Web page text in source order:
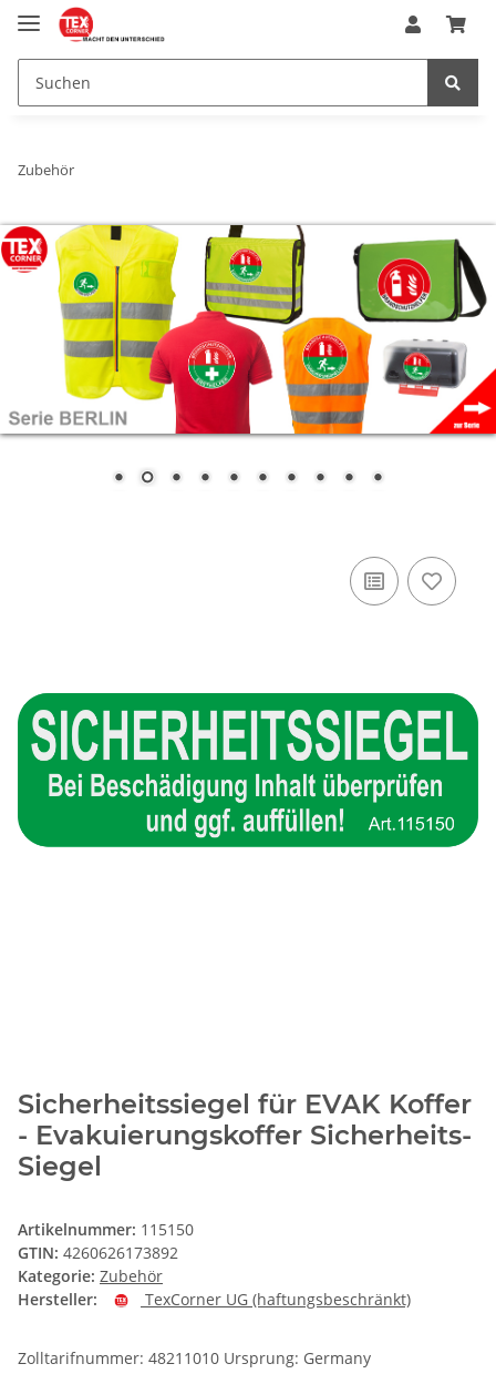
Zubehör
Sicherheitssiegel für EVAK Koffer
- Evakuierungskoffer Sicherheits-
Siegel
Artikelnummer: 115150
GTIN: 4260626173892
Kategorie: Zubehör
Hersteller:
TexCorner UG (haftungsbeschränkt)
Zolltarifnummer: 48211010 Ursprung: Germany